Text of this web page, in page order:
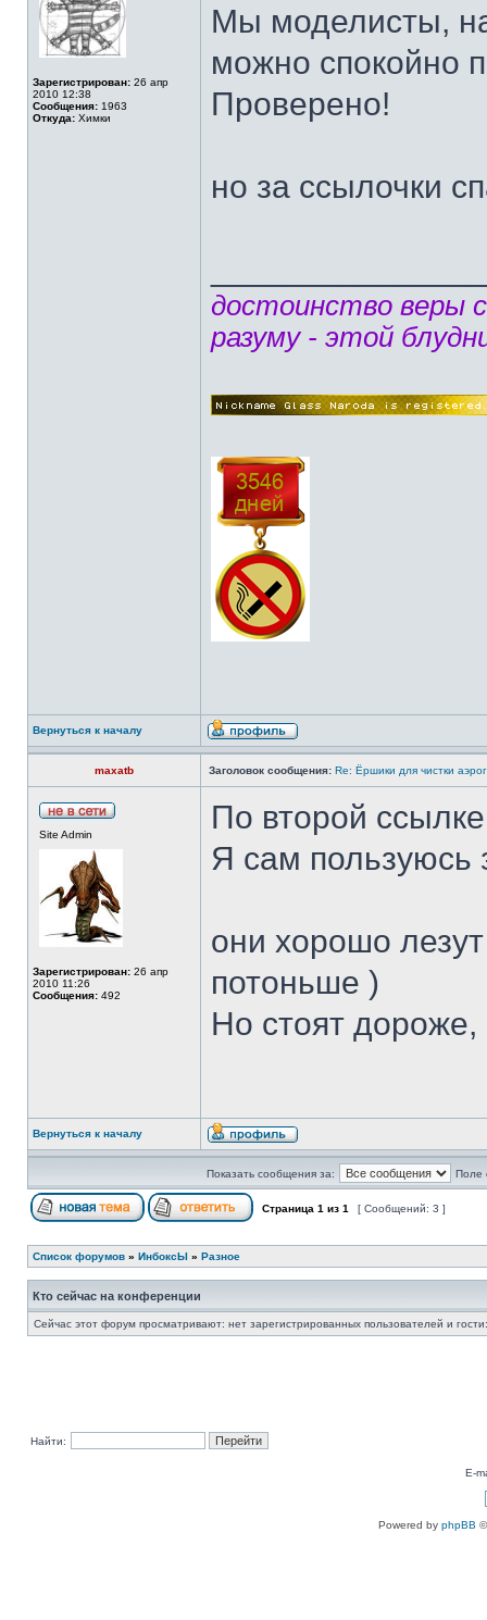
Зарегистрирован: 26 апр
2010 12:38
Сообщения: 1963
Откуда: Химки
Мы моделисты,
можно спокойно
Проверено!
но за ссылочки
достоинство веры
разуму - этой
Вернуться к началу
maxatb Заголовок сообщения: Re: Ёршики для чистки
Site Admin
Зарегистрирован: 26 апр
2010 11:26
Сообщения: 492
По второй
Я сам
они хорошо
потоньше )
Но стоят дороже,
Вернуться к началу
Показать сообщения за: Поле
Страница 1 из 1 [ Сообщений: 3 ]
Список форумов » ИнбоксЫ » Разное
Кто сейчас на конференции
Сейчас этот форум просматривают: нет зарегистрированных пользователей и
Найти:
E-
Powered by phpBB